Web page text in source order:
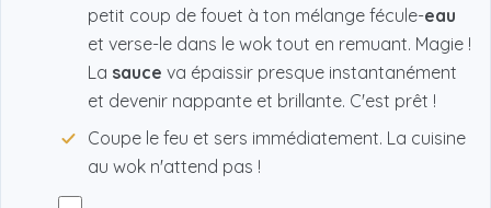
petit coup de fouet à ton mélange fécule-eau
et verse-le dans le wok tout en remuant. Magie !
La sauce va épaissir presque instantanément
et devenir nappante et brillante. C'est prêt !
Coupe le feu et sers immédiatement. La cuisine
au wok n'attend pas !